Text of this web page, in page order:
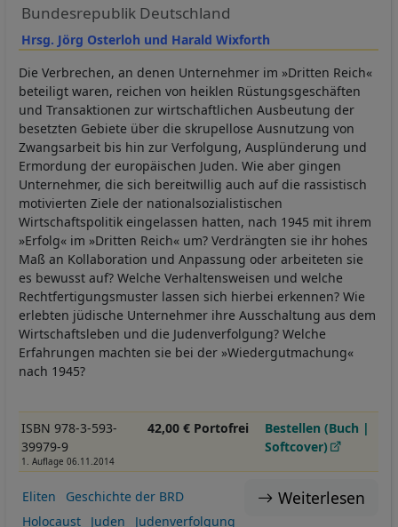
Hrsg. Jörg Osterloh und Harald Wixforth
Bundesrepublik Deutschland
Die Verbrechen, an denen Unternehmer im »Dritten Reich«
beteiligt waren, reichen von heiklen Rüstungsgeschäften
und Transaktionen zur wirtschaftlichen Ausbeutung der
besetzten Gebiete über die skrupellose Ausnutzung von
Zwangsarbeit bis hin zur Verfolgung, Ausplünderung und
Ermordung der europäischen Juden. Wie aber gingen
Unternehmer, die sich bereitwillig auch auf die rassistisch
motivierten Ziele der nationalsozialistischen
Wirtschaftspolitik eingelassen hatten, nach 1945 mit ihrem
»Erfolg« im »Dritten Reich« um? Verdrängten sie ihr hohes
Maß an Kollaboration und Anpassung oder arbeiteten sie
es bewusst auf? Welche Verhaltensweisen und welche
Rechtfertigungsmuster lassen sich hierbei erkennen? Wie
erlebten jüdische Unternehmer ihre Ausschaltung aus dem
Wirtschaftsleben und die Judenverfolgung? Welche
Erfahrungen machten sie bei der »Wiedergutmachung«
nach 1945?
ISBN 978-3-593-
39979-9
1. Auflage 06.11.2014
42,00 € Portofrei
Bestellen (Buch |
Softcover)
Weiterlesen
Eliten
Geschichte der BRD
Holocaust
Juden
Judenverfolgung